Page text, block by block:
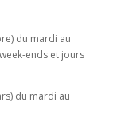
du mardi au
ends et jours
du mardi au